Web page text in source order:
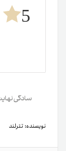
5
نویسنده: تترلند